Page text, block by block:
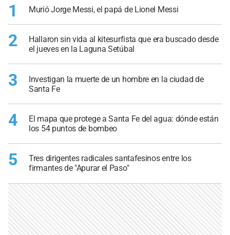
1 Murió Jorge Messi, el papá de Lionel Messi
2
Hallaron sin vida al kitesurfista que era buscado desde
el jueves en la Laguna Setúbal
3
Investigan la muerte de un hombre en la ciudad de
Santa Fe
4
El mapa que protege a Santa Fe del agua: dónde están
los 54 puntos de bombeo
5
Tres dirigentes radicales santafesinos entre los
firmantes de "Apurar el Paso"